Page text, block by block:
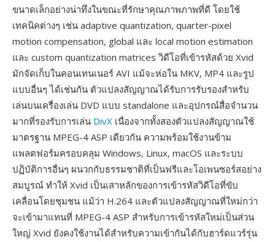
ขนาดเล็กอย่างน่าทึ่งในขณะที่รักษาคุณภาพภาพที่ดี โดยใช้
เทคนิคต่างๆ เช่น adaptive quantization, quarter-pixel
motion compensation, global และ local motion estimation
และ custom quantization matrices วิดีโอที่เข้ารหัสด้วย Xvid
มักจัดเก็บในคอนเทนเนอร์ AVI แม้จะห่อใน MKV, MP4 และรูป
แบบอื่นๆ ได้เช่นกัน ตัวแปลงสัญญาณได้รับการรับรองสำหรับ
เล่นบนเครื่องเล่น DVD แบบ standalone และอุปกรณ์สื่อจำนวน
มากที่รองรับการเล่น DivX เนื่องจากทั้งสองตัวแปลงสัญญาณใช้
มาตรฐาน MPEG-4 ASP เดียวกัน ความพร้อมใช้งานข้าม
แพลตฟอร์มครอบคลุม Windows, Linux, macOS และระบบ
ปฏิบัติการอื่นๆ ผนวกกับธรรมชาติที่เป็นฟรีและโอเพนซอร์สอย่าง
สมบูรณ์ ทำให้ Xvid เป็นเสาหลักของการเข้ารหัสวิดีโอที่ขับ
เคลื่อนโดยชุมชน แม้ว่า H.264 และตัวแปลงสัญญาณที่ใหม่กว่า
จะเข้ามาแทนที่ MPEG-4 ASP สำหรับการเข้ารหัสใหม่เป็นส่วน
ใหญ่ Xvid ยังคงใช้งานได้สำหรับความเข้ากันได้กับฮาร์ดแวร์รุ่น